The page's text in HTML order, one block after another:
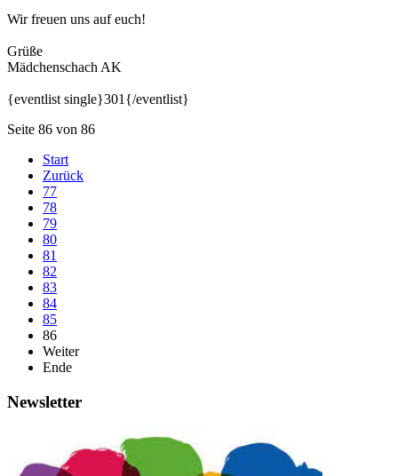
Wir freuen uns auf euch!
Grüße
Mädchenschach AK
{eventlist single}301{/eventlist}
Seite 86 von 86
Start
Zurück
77
78
79
80
81
82
83
84
85
86
Weiter
Ende
Newsletter